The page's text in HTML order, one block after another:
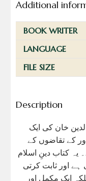
Additional
BOOK WRITER
LANGUAGE
FILE SIZE
Description
خان کی ایک
کے تقاضوں کے
کتاب دینِ اسلام
ہے اور ثابت کرتی
ایک مکمل اور